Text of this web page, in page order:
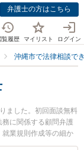
弁護士の方はこちら
覧履歴 マイリスト ログイン
沖縄市で法律相談で
ました。初回面談無料
に関係する顧問弁護
業規則作成等の細か
律事務所の髙田 慎介